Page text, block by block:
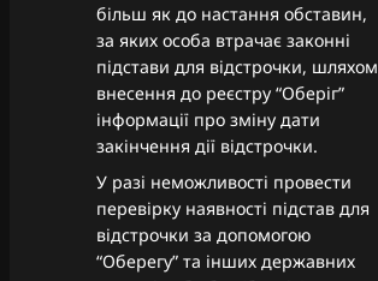
більш як до настання обставин,
за яких особа втрачає законні
підстави для відстрочки, шляхом
внесення до реєстру “Оберіг”
інформації про зміну дати
закінчення дії відстрочки.
У разі неможливості провести
перевірку наявності підстав для
відстрочки за допомогою
“Оберегу” та інших державних